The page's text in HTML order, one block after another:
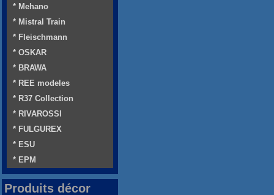
* Mehano
* Mistral Train
* Fleischmann
* OSKAR
* BRAWA
* REE modeles
* R37 Collection
* RIVAROSSI
* FULGUREX
* ESU
* EPM
Produits décor